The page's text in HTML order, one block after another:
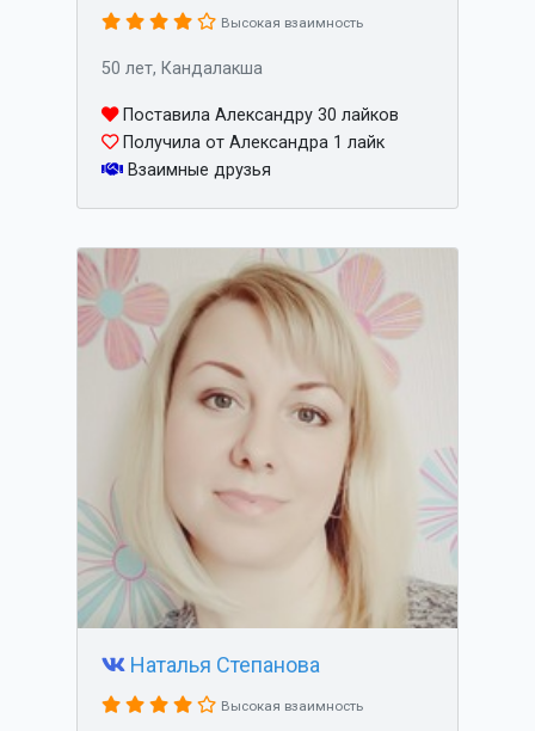
Высокая взаимность
50 лет, Кандалакша
Поставила Александру 30 лайков
Получила от Александра 1 лайк
Взаимные друзья
Наталья Степанова
Высокая взаимность